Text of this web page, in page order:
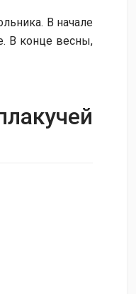
В начале
В конце весны,